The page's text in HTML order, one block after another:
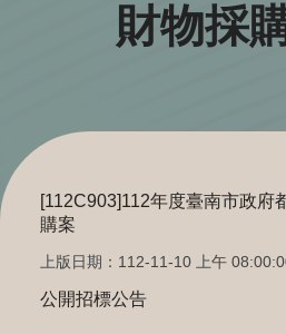
財物採
[112C903]112年度臺南市政府
購案
上版日期：112-11-10 上午
公開招標公告